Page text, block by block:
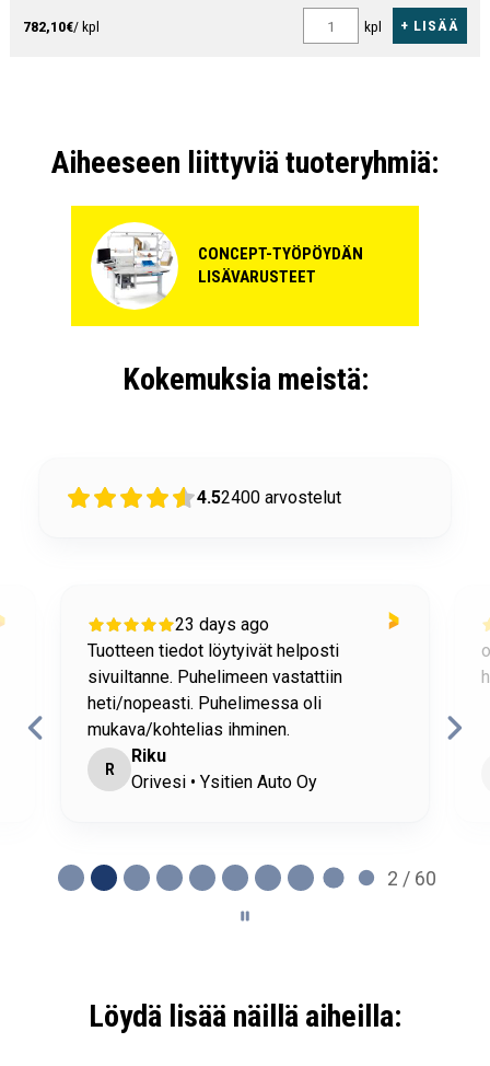
Muut laatikostot pyörillä
Kaikki teollisuuslaatikostot
782,10€/ kpl kpl + LISÄÄ
Aiheeseen liittyviä tuoteryhmiä:
CONCEPT-TYÖPÖYDÄN
LISÄVARUSTEET
Kokemuksia meistä:
4.52400 arvostelut
23 days ago
Tuotteen tiedot löytyivät helposti
sivuiltanne. Puhelimeen vastattiin
heti/nopeasti. Puhelimessa oli
mukava/kohtelias ihminen.
R
Riku
Orivesi • Ysitien Auto Oy
2 / 60
Löydä lisää näillä aiheilla: